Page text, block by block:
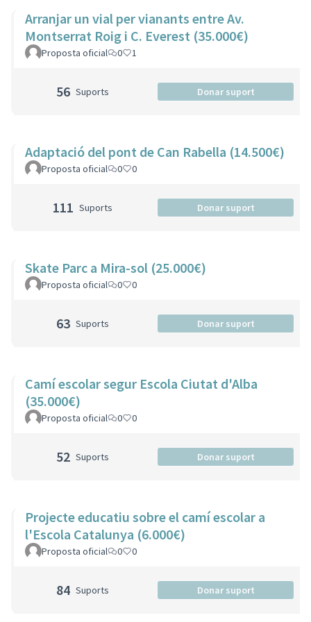
Arranjar un vial per vianants entre Av.
Montserrat Roig i C. Everest (35.000€)
Proposta oficial 0 1
56 Suports Donar suport
Adaptació del pont de Can Rabella (14.500€)
Proposta oficial 0 0
111 Suports Donar suport
Skate Parc a Mira-sol (25.000€)
Proposta oficial 0 0
63 Suports Donar suport
Camí escolar segur Escola Ciutat d'Alba
(35.000€)
Proposta oficial 0 0
52 Suports Donar suport
Projecte educatiu sobre el camí escolar a
l'Escola Catalunya (6.000€)
Proposta oficial 0 0
84 Suports Donar suport